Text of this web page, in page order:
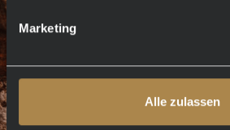
Marketing
Alle zulassen